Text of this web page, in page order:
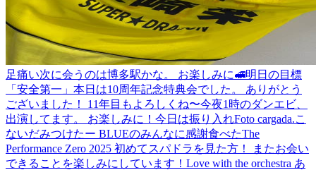
足痛い次に会うのは博多駅かな。 お楽しみに🚅明日の目標
「安全第一」 本日は10周年記念特典会でした。 ありがとう
ございました！ 11年目もよろしくね〜今夜1時のダンエビ、
出演してます。 お楽しみに！ 今日は振り入れFoto cargada.こ
ないだみつけたー BLUEのみんなに感謝食べたThe
Performance Zero 2025 初めてスパドラを見た方！ またお会い
できることを楽しみにしています！ Love with the orchestra あ